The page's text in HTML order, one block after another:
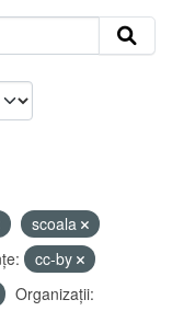
scoala
cc-by
Organizații: